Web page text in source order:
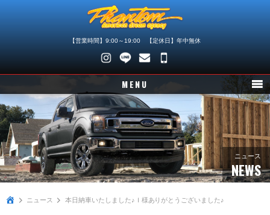
【営業時間】9:00～19:00 【定休日】年中無休
048-
745-
4446
MENU
ニュース
在庫車情報
パーツ情報
メンテナンス
買取査定
ニュース
NEWS
ニュース 本日納車いたしました♪Ｉ様ありがとうございました♪